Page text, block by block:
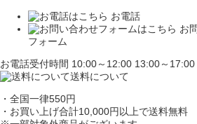
お電話
お
フォーム
お電話受付時間 10:00～12:00 13:00～17:00
送料について
・全国一律550円
・お買い上げ合計10,000円 以上で送料無料